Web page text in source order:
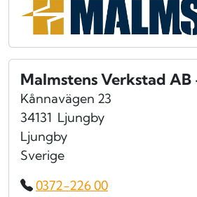
Malmstens Verkstad
Kånnavägen 23
34131 Ljungby
Ljungby
Sverige
0372-226 00